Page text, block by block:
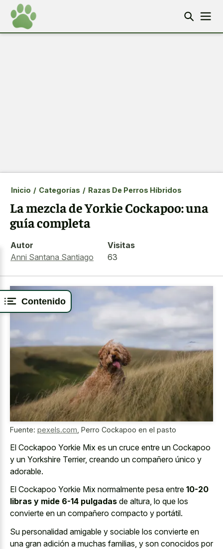
Contenido
Inicio / Categorías / Razas De Perros Híbridos
La mezcla de Yorkie Cockapoo: una
guía completa
Autor
Anni Santana Santiago
Visitas
63
Fuente: pexels.com Perro Cockapoo en el pasto
El Cockapoo Yorkie Mix es un cruce entre un Cockapoo
y un Yorkshire Terrier, creando un compañero único y
adorable.
El Cockapoo Yorkie Mix normalmente pesa entre 10-20
libras y mide 6-14 pulgadas de altura, lo que los
convierte en un compañero compacto y portátil.
Su personalidad amigable y sociable los convierte en
una gran adición a muchas familias, y son conocidos por